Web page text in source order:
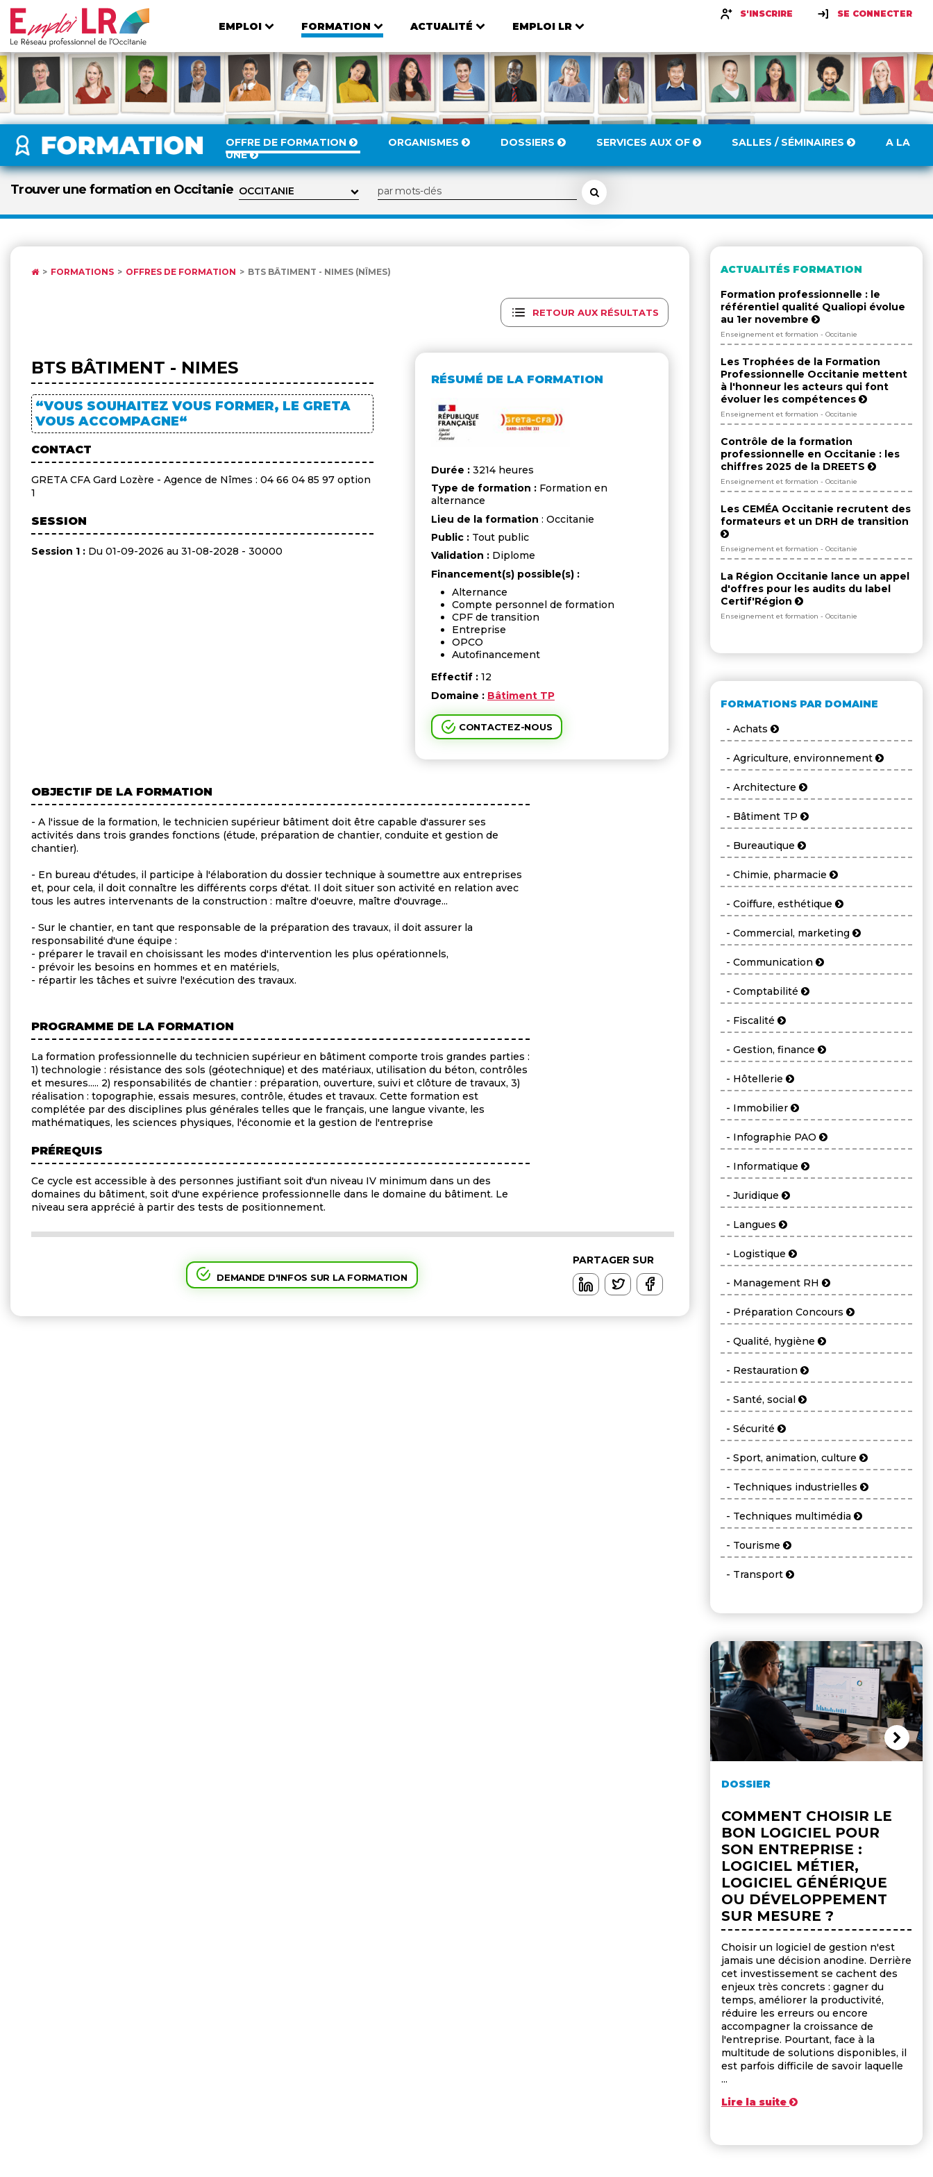
EMPLOI FORMATION ACTUALITÉ EMPLOI LR
S'INSCRIRE SE CONNECTER
OFFRE DE FORMATION ORGANISMES DOSSIERS SERVICES AUX OF SALLES / SÉMINAIRES
A LA
UNE
Trouver une formation en Occitanie
FORMATIONS OFFRES DE FORMATION BTS BÂTIMENT - NIMES (NÎMES)
RETOUR AUX RÉSULTATS
BTS BÂTIMENT - NIMES
“VOUS SOUHAITEZ VOUS FORMER, LE GRETA
VOUS ACCOMPAGNE“
CONTACT
GRETA CFA Gard Lozère - Agence de Nîmes : 04 66 04 85 97 option
1
SESSION
Session 1 : Du 01-09-2026 au 31-08-2028 - 30000
RÉSUMÉ DE LA FORMATION
Durée :3214 heures
Type de formation :Formation en
alternance
Lieu de la formation : Occitanie
Public :Tout public
Validation :Diplome
Financement(s) possible(s) :
Alternance
Compte personnel de formation
CPF de transition
Entreprise
OPCO
Autofinancement
Effectif :12
Domaine : Bâtiment TP
CONTACTEZ-NOUS
OBJECTIF DE LA FORMATION
- A l'issue de la formation, le technicien supérieur bâtiment doit être capable d'assurer ses
activités dans trois grandes fonctions (étude, préparation de chantier, conduite et gestion de
chantier).
- En bureau d'études, il participe à l'élaboration du dossier technique à soumettre aux entreprises
et, pour cela, il doit connaître les différents corps d'état. Il doit situer son activité en relation avec
tous les autres intervenants de la construction : maître d'oeuvre, maître d'ouvrage...
- Sur le chantier, en tant que responsable de la préparation des travaux, il doit assurer la
responsabilité d'une équipe :
- préparer le travail en choisissant les modes d'intervention les plus opérationnels,
- prévoir les besoins en hommes et en matériels,
- répartir les tâches et suivre l'exécution des travaux.
PROGRAMME DE LA FORMATION
La formation professionnelle du technicien supérieur en bâtiment comporte trois grandes parties :
1) technologie : résistance des sols (géotechnique) et des matériaux, utilisation du béton, contrôles
et mesures..... 2) responsabilités de chantier : préparation, ouverture, suivi et clôture de travaux, 3)
réalisation : topographie, essais mesures, contrôle, études et travaux. Cette formation est
complétée par des disciplines plus générales telles que le français, une langue vivante, les
mathématiques, les sciences physiques, l'économie et la gestion de l'entreprise
PRÉREQUIS
Ce cycle est accessible à des personnes justifiant soit d'un niveau IV minimum dans un des
domaines du bâtiment, soit d'une expérience professionnelle dans le domaine du bâtiment. Le
niveau sera apprécié à partir des tests de positionnement.
DEMANDE D'INFOS SUR LA FORMATION
PARTAGER SUR
ACTUALITÉS FORMATION
Formation professionnelle : le
référentiel qualité Qualiopi évolue
au 1er novembre
Enseignement et formation - Occitanie
Les Trophées de la Formation
Professionnelle Occitanie mettent
à l'honneur les acteurs qui font
évoluer les compétences
Enseignement et formation - Occitanie
Contrôle de la formation
professionnelle en Occitanie : les
chiffres 2025 de la DREETS
Enseignement et formation - Occitanie
Les CEMÉA Occitanie recrutent des
formateurs et un DRH de transition
Enseignement et formation - Occitanie
La Région Occitanie lance un appel
d'offres pour les audits du label
Certif'Région
Enseignement et formation - Occitanie
FORMATIONS PAR DOMAINE
- Achats
- Agriculture, environnement
- Architecture
- Bâtiment TP
- Bureautique
- Chimie, pharmacie
- Coiffure, esthétique
- Commercial, marketing
- Communication
- Comptabilité
- Fiscalité
- Gestion, finance
- Hôtellerie
- Immobilier
- Infographie PAO
- Informatique
- Juridique
- Langues
- Logistique
- Management RH
- Préparation Concours
- Qualité, hygiène
- Restauration
- Santé, social
- Sécurité
- Sport, animation, culture
- Techniques industrielles
- Techniques multimédia
- Tourisme
- Transport
DOSSIER
COMMENT CHOISIR LE
BON LOGICIEL POUR
SON ENTREPRISE :
LOGICIEL MÉTIER,
LOGICIEL GÉNÉRIQUE
OU DÉVELOPPEMENT
SUR MESURE ?
Choisir un logiciel de gestion n'est
jamais une décision anodine. Derrière
cet investissement se cachent des
enjeux très concrets : gagner du
temps, améliorer la productivité,
réduire les erreurs ou encore
accompagner la croissance de
l'entreprise. Pourtant, face à la
multitude de solutions disponibles, il
est parfois difficile de savoir laquelle
...
Lire la suite